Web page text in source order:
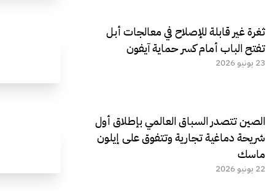
ثغرة غير قابلة للإصلاح في معالجات أبل
تفتح الباب أمام كسر حماية آيفون
23 يونيو 2026
الصين تتصدر السباق العالمي بإطلاق أول
شريحة دماغية تجارية وتتفوق على إيلون
ماسك
22 يونيو 2026